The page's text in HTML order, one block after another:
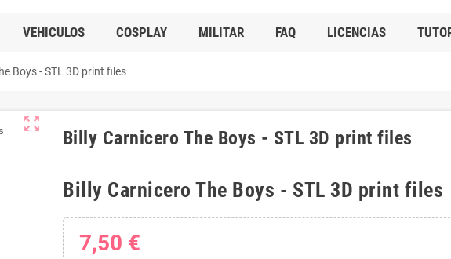
VEHICULOS COSPLAY MILITAR FAQ LICENCIAS
Boys - STL 3D print files
zoom_out_map
Billy Carnicero The Boys - STL 3D print files
Billy Carnicero The Boys - STL 3D print files
7,50 €